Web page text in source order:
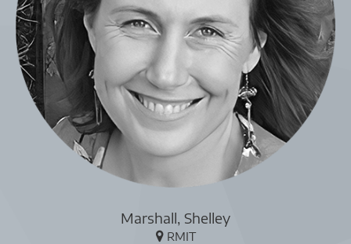
Marshall, Shelley
RMIT